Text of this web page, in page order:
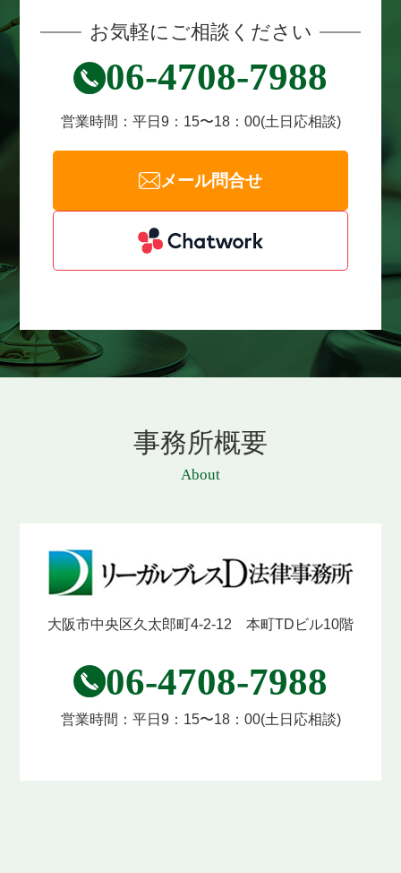
お気軽にご相談ください
06-4708-7988
営業時間： 平日9：15〜18：00(土日応相談)
メール問合せ
事務所概要
About
大阪市中央区久太郎町4-2-12 本町TDビル10階
06-4708-7988
営業時間： 平日9：15〜18：00(土日応相談)